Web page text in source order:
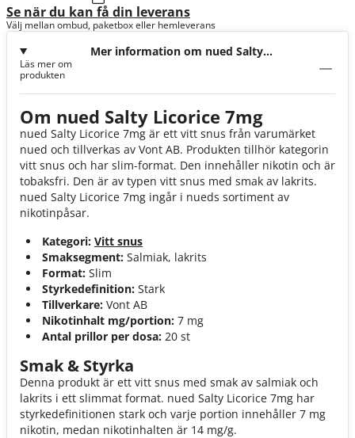
Se när du kan få din leverans
Välj mellan ombud, paketbox eller hemleverans
Mer information om nued Salty
Läs mer om
produkten
Om nued Salty Licorice 7mg
nued Salty Licorice 7mg är ett vitt snus från varumärket
nued och tillverkas av Vont AB. Produkten tillhör kategorin
vitt snus och har slim-format. Den innehåller nikotin och är
tobaksfri. Den är av typen vitt snus med smak av lakrits.
nued Salty Licorice 7mg ingår i nueds sortiment av
nikotinpåsar.
Kategori: Vitt snus
Smaksegment: Salmiak, lakrits
Format: Slim
Styrkedefinition: Stark
Tillverkare: Vont AB
Nikotinhalt mg/portion: 7 mg
Antal prillor per dosa: 20 st
Smak & Styrka
Denna produkt är ett vitt snus med smak av salmiak och
lakrits i ett slimmat format. nued Salty Licorice 7mg har
styrkedefinitionen stark och varje portion innehåller 7 mg
nikotin, medan nikotinhalten är 14 mg/g.